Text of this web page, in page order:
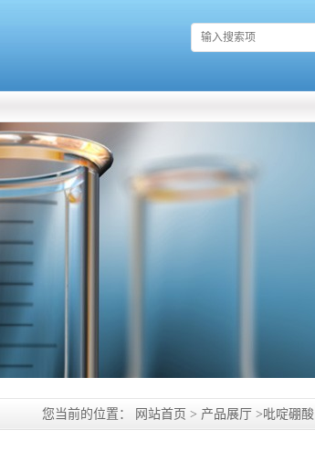
您当前的位置： 网站首页 > 产品展厅 >吡啶硼酸